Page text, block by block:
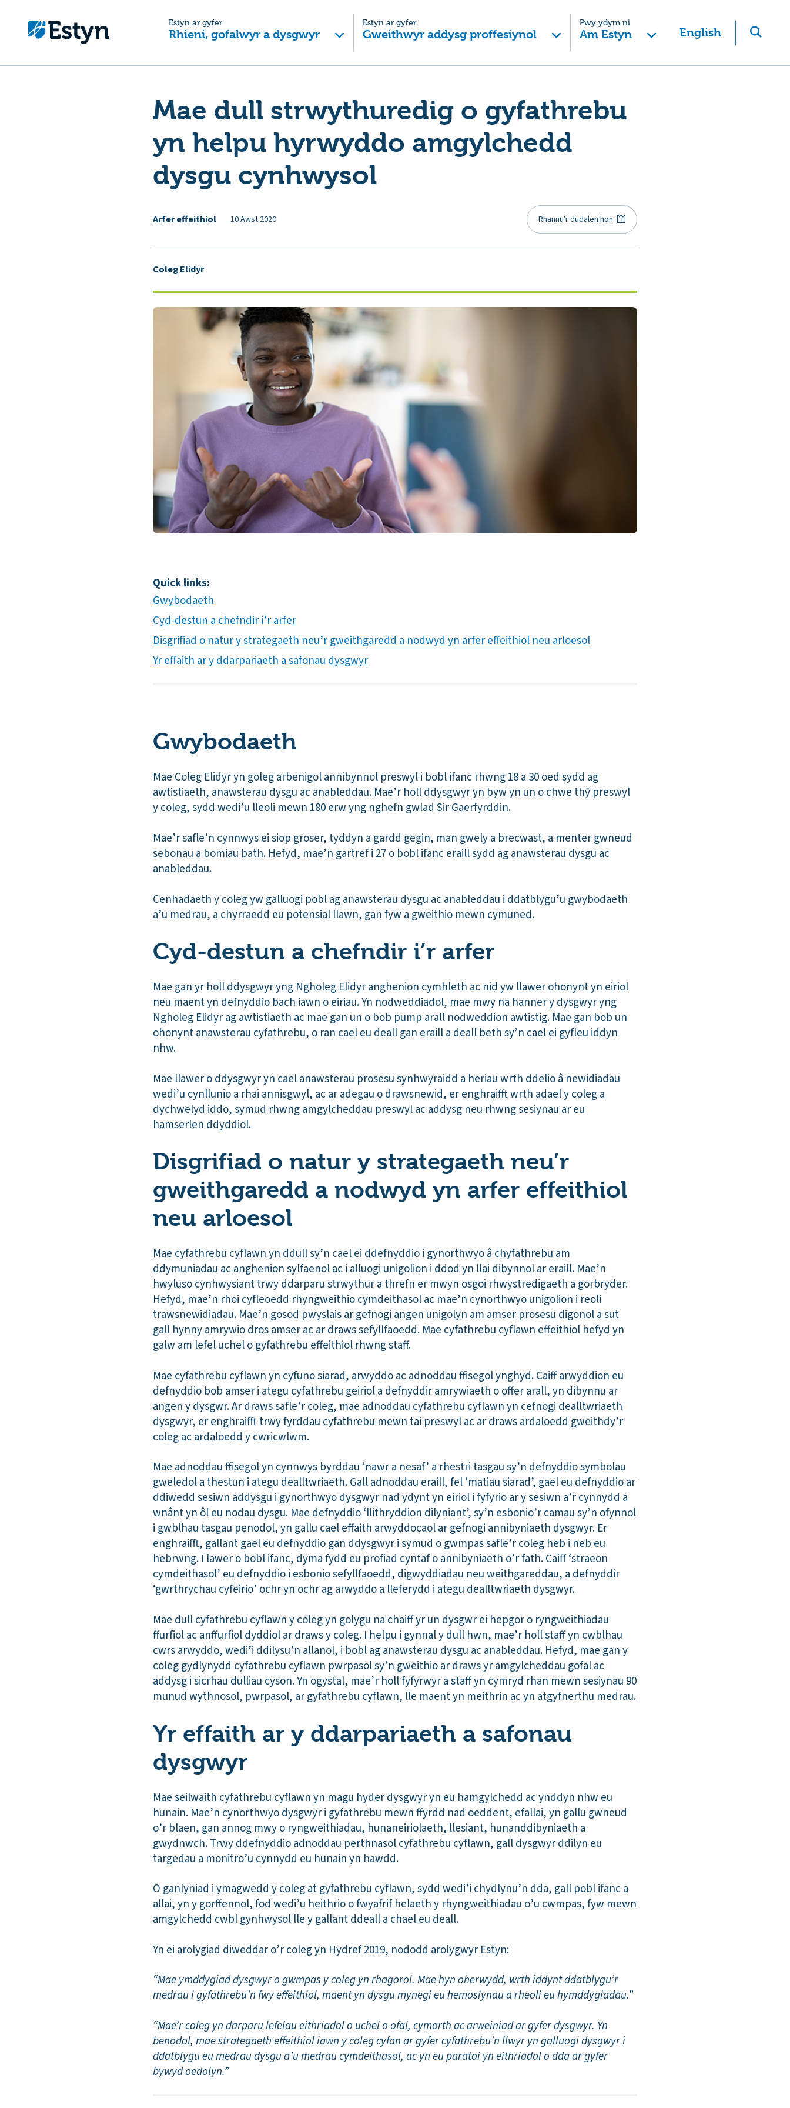
Estyn ar gyfer
Rhieni, gofalwyr a dysgwyr
Estyn ar gyfer
Gweithwyr addysg proffesiynol
Pwy ydym ni
Am Estyn English
Mae dull strwythuredig o gyfathrebu
yn helpu hyrwyddo amgylchedd
dysgu cynhwysol
Arfer effeithiol 10 Awst 2020 Rhannu'r dudalen hon
Coleg Elidyr
Quick links:
Gwybodaeth
Cyd-destun a chefndir i’r arfer
Disgrifiad o natur y strategaeth neu’r gweithgaredd a nodwyd yn arfer effeithiol neu arloesol
Yr effaith ar y ddarpariaeth a safonau dysgwyr
Gwybodaeth
Mae Coleg Elidyr yn goleg arbenigol annibynnol preswyl i bobl ifanc rhwng 18 a 30 oed sydd ag
awtistiaeth, anawsterau dysgu ac anableddau. Mae’r holl ddysgwyr yn byw yn un o chwe thŷ preswyl
y coleg, sydd wedi’u lleoli mewn 180 erw yng nghefn gwlad Sir Gaerfyrddin.
Mae’r safle’n cynnwys ei siop groser, tyddyn a gardd gegin, man gwely a brecwast, a menter gwneud
sebonau a bomiau bath. Hefyd, mae’n gartref i 27 o bobl ifanc eraill sydd ag anawsterau dysgu ac
anableddau.
Cenhadaeth y coleg yw galluogi pobl ag anawsterau dysgu ac anableddau i ddatblygu’u gwybodaeth
a’u medrau, a chyrraedd eu potensial llawn, gan fyw a gweithio mewn cymuned.
Cyd-destun a chefndir i’r arfer
Mae gan yr holl ddysgwyr yng Ngholeg Elidyr anghenion cymhleth ac nid yw llawer ohonynt yn eiriol
neu maent yn defnyddio bach iawn o eiriau. Yn nodweddiadol, mae mwy na hanner y dysgwyr yng
Ngholeg Elidyr ag awtistiaeth ac mae gan un o bob pump arall nodweddion awtistig. Mae gan bob un
ohonynt anawsterau cyfathrebu, o ran cael eu deall gan eraill a deall beth sy’n cael ei gyfleu iddyn
nhw.
Mae llawer o ddysgwyr yn cael anawsterau prosesu synhwyraidd a heriau wrth ddelio â newidiadau
wedi’u cynllunio a rhai annisgwyl, ac ar adegau o drawsnewid, er enghraifft wrth adael y coleg a
dychwelyd iddo, symud rhwng amgylcheddau preswyl ac addysg neu rhwng sesiynau ar eu
hamserlen ddyddiol.
Disgrifiad o natur y strategaeth neu’r
gweithgaredd a nodwyd yn arfer effeithiol
neu arloesol
Mae cyfathrebu cyflawn yn ddull sy’n cael ei ddefnyddio i gynorthwyo â chyfathrebu am
ddymuniadau ac anghenion sylfaenol ac i alluogi unigolion i ddod yn llai dibynnol ar eraill. Mae’n
hwyluso cynhwysiant trwy ddarparu strwythur a threfn er mwyn osgoi rhwystredigaeth a gorbryder.
Hefyd, mae’n rhoi cyfleoedd rhyngweithio cymdeithasol ac mae’n cynorthwyo unigolion i reoli
trawsnewidiadau. Mae’n gosod pwyslais ar gefnogi angen unigolyn am amser prosesu digonol a sut
gall hynny amrywio dros amser ac ar draws sefyllfaoedd. Mae cyfathrebu cyflawn effeithiol hefyd yn
galw am lefel uchel o gyfathrebu effeithiol rhwng staff.
Mae cyfathrebu cyflawn yn cyfuno siarad, arwyddo ac adnoddau ffisegol ynghyd. Caiff arwyddion eu
defnyddio bob amser i ategu cyfathrebu geiriol a defnyddir amrywiaeth o offer arall, yn dibynnu ar
angen y dysgwr. Ar draws safle’r coleg, mae adnoddau cyfathrebu cyflawn yn cefnogi dealltwriaeth
dysgwyr, er enghraifft trwy fyrddau cyfathrebu mewn tai preswyl ac ar draws ardaloedd gweithdy’r
coleg ac ardaloedd y cwricwlwm.
Mae adnoddau ffisegol yn cynnwys byrddau ‘nawr a nesaf’ a rhestri tasgau sy’n defnyddio symbolau
gweledol a thestun i ategu dealltwriaeth. Gall adnoddau eraill, fel ‘matiau siarad’, gael eu defnyddio ar
ddiwedd sesiwn addysgu i gynorthwyo dysgwyr nad ydynt yn eiriol i fyfyrio ar y sesiwn a’r cynnydd a
wnânt yn ôl eu nodau dysgu. Mae defnyddio ‘llithryddion dilyniant’, sy’n esbonio’r camau sy’n ofynnol
i gwblhau tasgau penodol, yn gallu cael effaith arwyddocaol ar gefnogi annibyniaeth dysgwyr. Er
enghraifft, gallant gael eu defnyddio gan ddysgwyr i symud o gwmpas safle’r coleg heb i neb eu
hebrwng. I lawer o bobl ifanc, dyma fydd eu profiad cyntaf o annibyniaeth o’r fath. Caiff ‘straeon
cymdeithasol’ eu defnyddio i esbonio sefyllfaoedd, digwyddiadau neu weithgareddau, a defnyddir
‘gwrthrychau cyfeirio’ ochr yn ochr ag arwyddo a lleferydd i ategu dealltwriaeth dysgwyr.
Mae dull cyfathrebu cyflawn y coleg yn golygu na chaiff yr un dysgwr ei hepgor o ryngweithiadau
ffurfiol ac anffurfiol dyddiol ar draws y coleg. I helpu i gynnal y dull hwn, mae’r holl staff yn cwblhau
cwrs arwyddo, wedi’i ddilysu’n allanol, i bobl ag anawsterau dysgu ac anableddau. Hefyd, mae gan y
coleg gydlynydd cyfathrebu cyflawn pwrpasol sy’n gweithio ar draws yr amgylcheddau gofal ac
addysg i sicrhau dulliau cyson. Yn ogystal, mae’r holl fyfyrwyr a staff yn cymryd rhan mewn sesiynau 90
munud wythnosol, pwrpasol, ar gyfathrebu cyflawn, lle maent yn meithrin ac yn atgyfnerthu medrau.
Yr effaith ar y ddarpariaeth a safonau
dysgwyr
Mae seilwaith cyfathrebu cyflawn yn magu hyder dysgwyr yn eu hamgylchedd ac ynddyn nhw eu
hunain. Mae’n cynorthwyo dysgwyr i gyfathrebu mewn ffyrdd nad oeddent, efallai, yn gallu gwneud
o’r blaen, gan annog mwy o ryngweithiadau, hunaneiriolaeth, llesiant, hunanddibyniaeth a
gwydnwch. Trwy ddefnyddio adnoddau perthnasol cyfathrebu cyflawn, gall dysgwyr ddilyn eu
targedau a monitro’u cynnydd eu hunain yn hawdd.
O ganlyniad i ymagwedd y coleg at gyfathrebu cyflawn, sydd wedi’i chydlynu’n dda, gall pobl ifanc a
allai, yn y gorffennol, fod wedi’u heithrio o fwyafrif helaeth y rhyngweithiadau o’u cwmpas, fyw mewn
amgylchedd cwbl gynhwysol lle y gallant ddeall a chael eu deall.
Yn ei arolygiad diweddar o’r coleg yn Hydref 2019, nododd arolygwyr Estyn:
“Mae ymddygiad dysgwyr o gwmpas y coleg yn rhagorol. Mae hyn oherwydd, wrth iddynt ddatblygu’r
medrau i gyfathrebu’n fwy effeithiol, maent yn dysgu mynegi eu hemosiynau a rheoli eu hymddygiadau.”
“Mae’r coleg yn darparu lefelau eithriadol o uchel o ofal, cymorth ac arweiniad ar gyfer dysgwyr. Yn
benodol, mae strategaeth effeithiol iawn y coleg cyfan ar gyfer cyfathrebu’n llwyr yn galluogi dysgwyr i
ddatblygu eu medrau dysgu a’u medrau cymdeithasol, ac yn eu paratoi yn eithriadol o dda ar gyfer
bywyd oedolyn.”